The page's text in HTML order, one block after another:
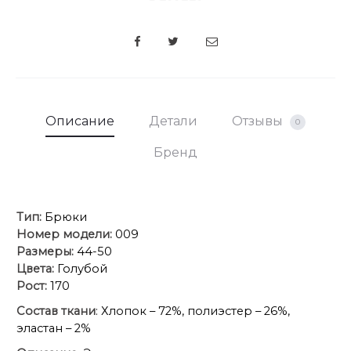
SHARE
Описание Детали Отзывы 0
Бренд
Тип: Брюки
Номер модели: 009
Размеры: 44-50
Цвета: Голубой
Рост: 170
Состав ткани: Хлопок – 72%, полиэстер – 26%,
эластан – 2%